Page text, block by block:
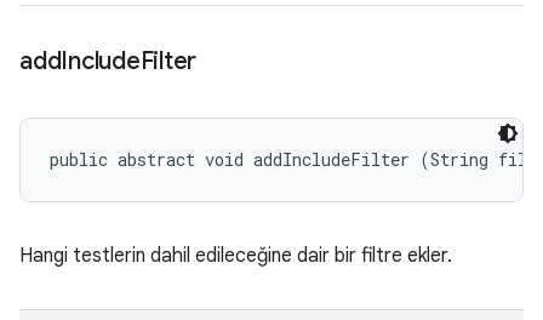
addIncludeFilter
public abstract void addIncludeFilter (String
Hangi testlerin dahil edileceğine dair bir filtre ekler.